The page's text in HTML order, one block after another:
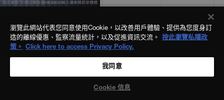
資
以及
閣下
與我
進行統計用
途。
協助我們
瀏覽此網站代表您同意使用Cookie，以改善用戶體驗、提供為您度身訂
造的離線優惠、監察流量統計，以及促進資訊交流。
按此瀏覽私隱政
策。
Click here to access Privacy Policy.
我同意
Cookie 信息